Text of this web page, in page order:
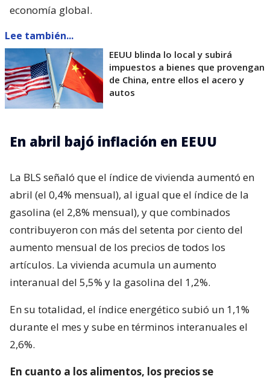
economía global.
Lee también...
EEUU blinda lo local y subirá
impuestos a bienes que provengan
de China, entre ellos el acero y
autos
En abril bajó inflación en EEUU
La BLS señaló que el índice de vivienda aumentó en
abril (el 0,4% mensual), al igual que el índice de la
gasolina (el 2,8% mensual), y que combinados
contribuyeron con más del setenta por ciento del
aumento mensual de los precios de todos los
artículos. La vivienda acumula un aumento
interanual del 5,5% y la gasolina del 1,2%.
En su totalidad, el índice energético subió un 1,1%
durante el mes y sube en términos interanuales el
2,6%.
En cuanto a los alimentos, los precios se